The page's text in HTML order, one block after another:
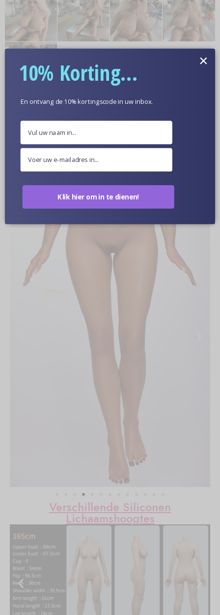
Meer informatie
Optionele Huidskleur
Verschillende Siliconen
Lichaamshoogtes
10% Korting...
En ontvang de 10% kortingscode in uw inbox.
Klik hier om in te dienen!
×